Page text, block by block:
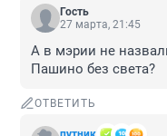
Гость
27 марта, 21:45
А в мэрии не
Пашино без света?
ОТВЕТИТЬ